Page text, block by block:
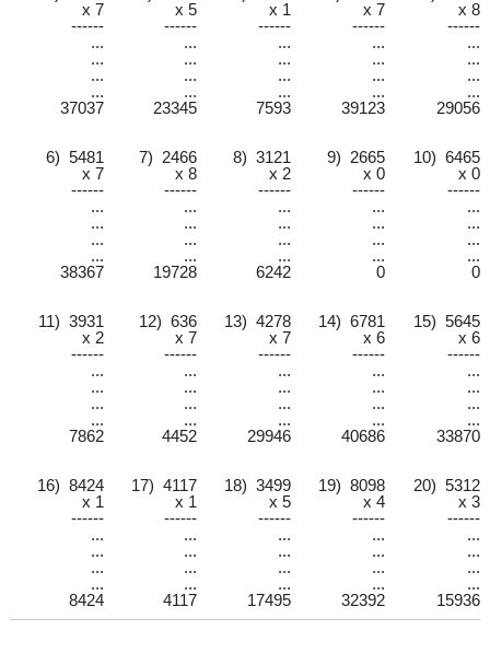
x 7
x 5 x 1 x 7
x 8
------
------ ------ ------
------
...
... ... ...
...
...
... ... ...
...
...
... ... ...
...
...
... ... ...
...
37037
23345 7593 39123 29056
6) 5481 7) 2466 8) 3121 9) 2665
10) 6465
x 7
x 8 x 2 x 0
x 0
------
------ ------ ------
------
...
... ... ...
...
...
... ... ...
...
...
... ... ...
...
...
... ... ...
...
38367
19728 6242 0 0
11) 3931 12) 636 13) 4278 14) 6781
15) 5645
x 2
x 7 x 7 x 6
x 6
------
------ ------ ------
------
...
... ... ...
...
...
... ... ...
...
...
... ... ...
...
...
... ... ...
...
7862
4452 29946 40686 33870
16) 8424 17) 4117 18) 3499 19) 8098
20) 5312
x 1
x 1 x 5 x 4
x 3
------
------ ------ ------
------
...
... ... ...
...
...
... ... ...
...
...
... ... ...
...
...
... ... ...
...
8424
4117 17495 32392 15936